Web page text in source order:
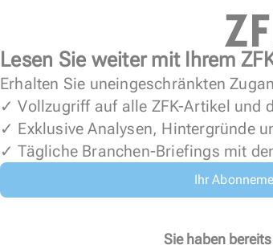
Lesen Sie weiter mit Ihrem
Erhalten Sie uneingeschränkten
✓ Vollzugriff auf alle ZFK-Artikel und
✓ Exklusive Analysen, Hintergründe
✓ Tägliche Branchen-Briefings mit
Ihr
Sie haben